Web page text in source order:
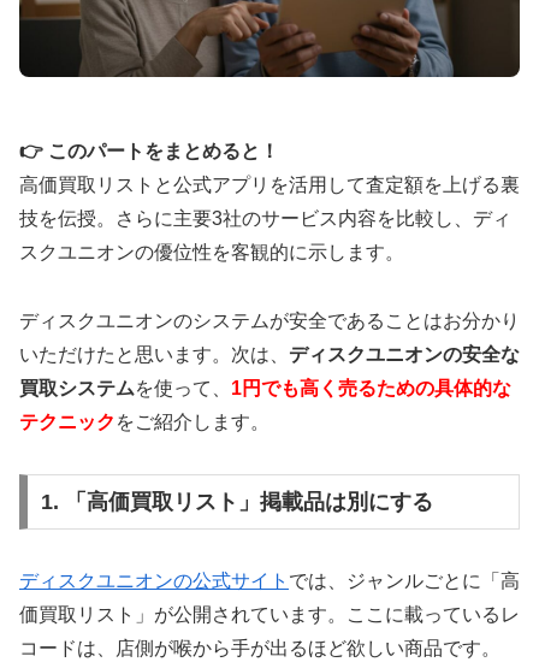
幅広いジャンルのレコードを査定対象とし、状態の
悪いものでも価値を見極めて査定。プライバシーマ
ーク取得で個人情報保護も徹底。
バイセルで査定詳細を確認
年
🏪 渋谷駅徒歩 5分
・専用駐車場完備
🌍
グローバルセラーアワード受賞の
⚡
スピード査定 で数日以内振込み可能
累計1,700万枚の買取実績を誇る日本最大級のレコ
ード専門店。独自の商品データベースで適正価格を
実現し、宅配・出張・店頭すべて対応。
👉 このパートをまとめると！
高価買取リストと公式アプリを活用して査定額を上げる裏
技を伝授。さらに主要3社のサービス内容を比較し、ディ
スクユニオンの優位性を客観的に示します。
ディスクユニオンのシステムが安全であることはお分かり
いただけたと思います。次は、 ディスクユニオンの安全な
買取システムを使って、 1円でも高く売るための具体的な
テクニック をご紹介します。
1. 「高価買取リスト」掲載品は別にする
ディスクユニオンの公式サイト では、ジャンルごとに「高
価買取リスト」が公開されています。ここに載っているレ
コードは、店側が喉から手が出るほど欲しい商品です。